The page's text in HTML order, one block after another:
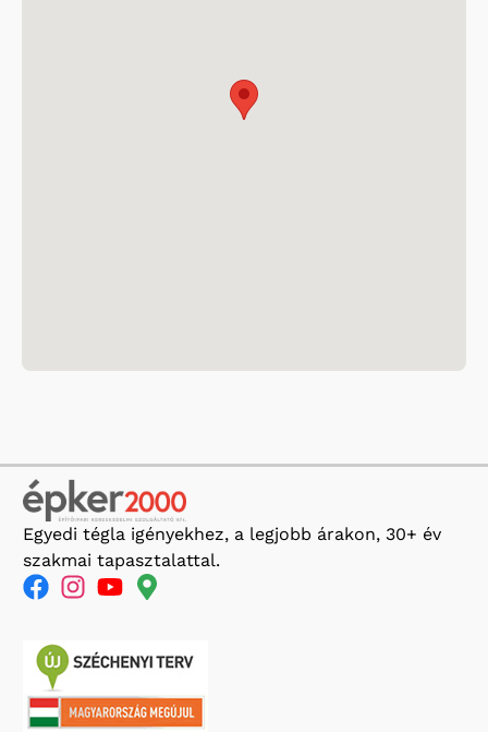
Egyedi tégla igényekhez, a legjobb árakon, 30+ év
szakmai tapasztalattal.